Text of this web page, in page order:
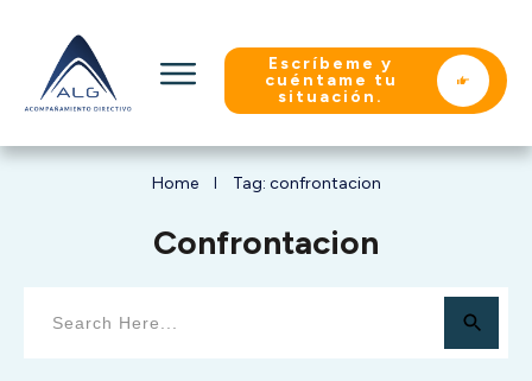
Escríbeme y
cuéntame tu
situación.
Home Tag: confrontacion
Confrontacion